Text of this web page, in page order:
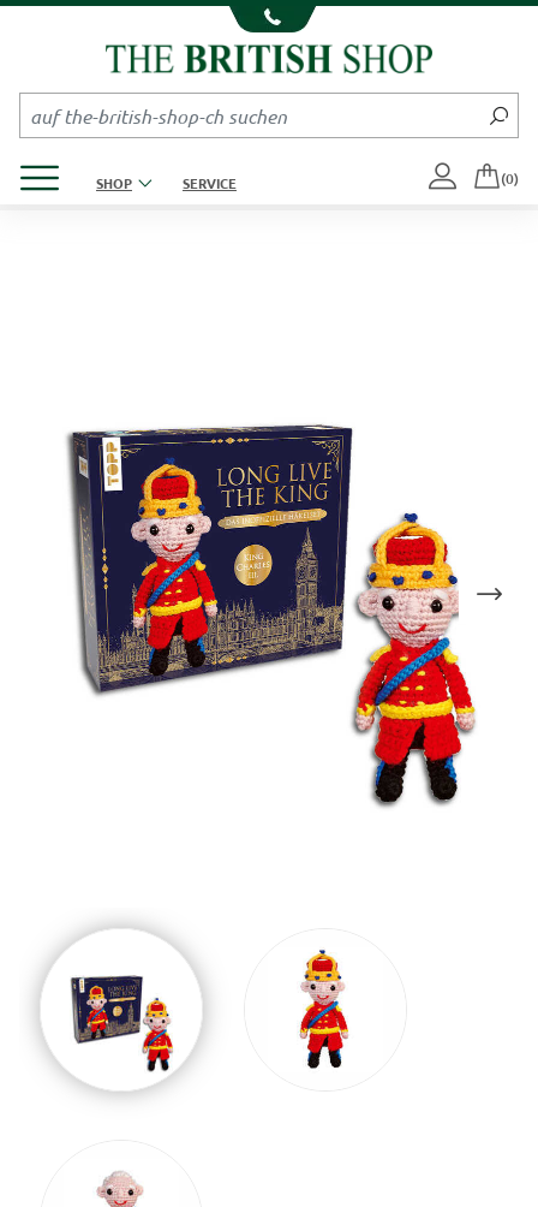
Kompletten Head der Seite überspringen
SHOP SERVICE (0)